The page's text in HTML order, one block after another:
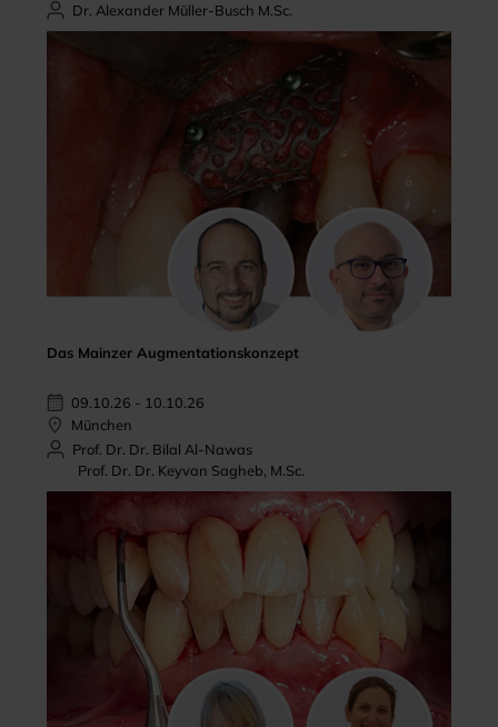
Dr. Alexander Müller-Busch M.Sc.
Das Mainzer Augmentationskonzept
09.10.26 - 10.10.26
München
Prof. Dr. Dr. Bilal Al-Nawas
Prof. Dr. Dr. Keyvan Sagheb, M.Sc.